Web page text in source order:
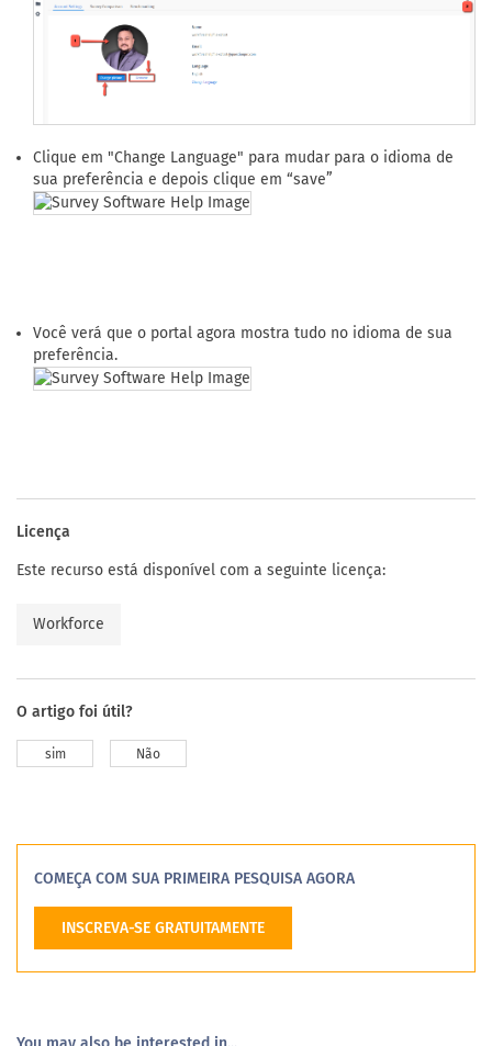
Clique em "Change Language" para mudar para o idioma de
sua preferência e depois clique em “save”
Você verá que o portal agora mostra tudo no idioma de sua
preferência.
Licença
Este recurso está disponível com a seguinte licença:
Workforce
O artigo foi útil?
sim Não
COMEÇA COM SUA PRIMEIRA PESQUISA AGORA
INSCREVA-SE GRATUITAMENTE